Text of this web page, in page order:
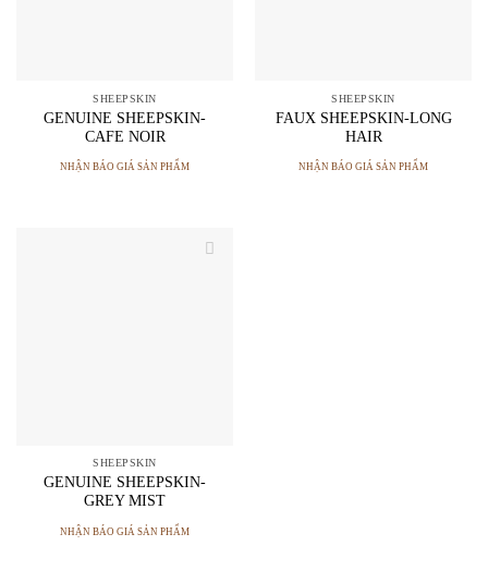
SHEEPSKIN
GENUINE SHEEPSKIN-
CAFE NOIR
NHẬN BÁO GIÁ SẢN PHẨM
SHEEPSKIN
FAUX SHEEPSKIN-LONG
HAIR
NHẬN BÁO GIÁ SẢN PHẨM
SHEEPSKIN
GENUINE SHEEPSKIN-
GREY MIST
NHẬN BÁO GIÁ SẢN PHẨM